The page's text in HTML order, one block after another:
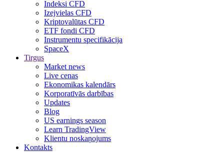
Indeksi CFD
Izejvielas CFD
Kriptovalūtas CFD
ETF fondi CFD
Instrumentu specifikācija
SpaceX
Tirgus
Market news
Live cenas
Ekonomikas kalendārs
Korporatīvās darbības
Updates
Blog
US earnings season
Learn TradingView
Klientu noskaņojums
Kontakts